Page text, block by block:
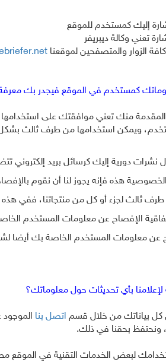
إليك كمستخدم للموقع
تعني وكالة ديبريفر
الزوار والمتصفحين لموقعنا
كمستخدم في الموقع فيجدر بك معرفة
منك تعني موافقتك على استخدامها
ويمكن استخدامها من طرف ثالث بشكل
نشرات دورية إليك كرسائل بريد إلكتروني
هذه فإنه يجوز لنا أن نقوم
ثالث لجزء أو كل من منتجاتنا، ففي هذه
الإفصاح عن معلومات المستخدم
عن معلومات المستخدم الخاصة بك أيضا
بأي تحديثات حول معلوماتك؟
كل بياناتك من خلال قسم اتصل بنا الموجود
ونحتفظ بحقنا في ذلك.
لبعض الخدمات التقنية في الموقع